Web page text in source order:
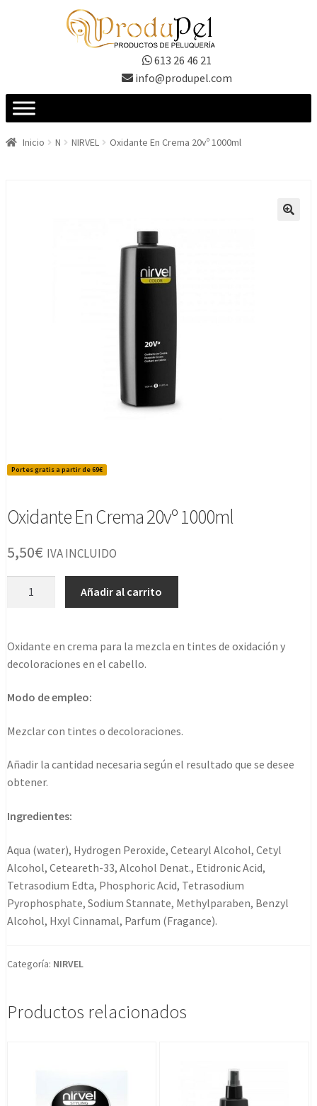
613 26 46 21
info@produpel.com
Inicio N NIRVEL Oxidante En Crema 20vº 1000ml
Portes gratis a partir de 69€
Oxidante En Crema 20vº 1000ml
5,50€ IVA INCLUIDO
1000ml
cantidad
Añadir al carrito
Oxidante en crema para la mezcla en tintes de oxidación y
decoloraciones en el cabello.
Modo de empleo:
Mezclar con tintes o decoloraciones.
Añadir la cantidad necesaria según el resultado que se desee
obtener.
Ingredientes:
Aqua (water), Hydrogen Peroxide, Cetearyl Alcohol, Cetyl
Alcohol, Ceteareth-33, Alcohol Denat., Etidronic Acid,
Tetrasodium Edta, Phosphoric Acid, Tetrasodium
Pyrophosphate, Sodium Stannate, Methylparaben, Benzyl
Alcohol, Hxyl Cinnamal, Parfum (Fragance).
Categoría: NIRVEL
Productos relacionados